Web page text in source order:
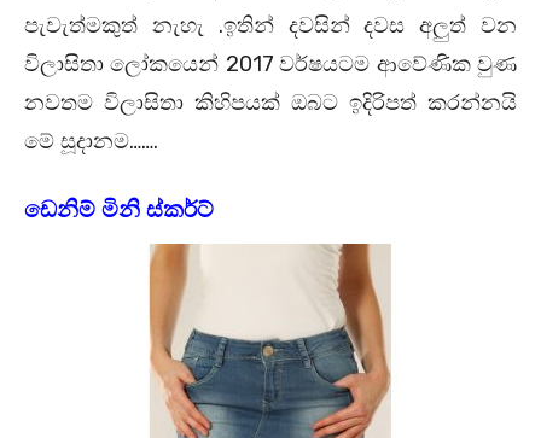
පැවැත්මකුත් නැහැ .ඉතින් දවසින් දවස අලුත් වන
විලාසිතා ලෝකයෙන් 2017වර්ෂයටම ආවේණික වුණ
නවතම විලාසිතා කිහිපයක් ඔබට ඉදිරිපත් කරන්නයි
මේ සූදානම…….
ඩෙනිම් මිනි ස්කර්ට්